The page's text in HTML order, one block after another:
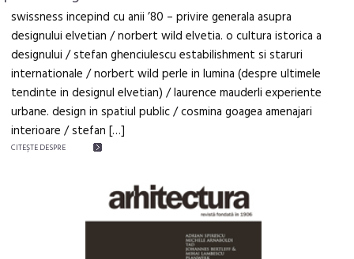
swissness incepind cu anii ’80 – privire generala asupra
designului elvetian / norbert wild elvetia. o cultura istorica a
designului / stefan ghenciulescu estabilishment si staruri
internationale / norbert wild perle in lumina (despre ultimele
tendinte in designul elvetian) / laurence mauderli experiente
urbane. design in spatiul public / cosmina goagea amenajari
interioare / stefan […]
CITEŞTE DESPRE